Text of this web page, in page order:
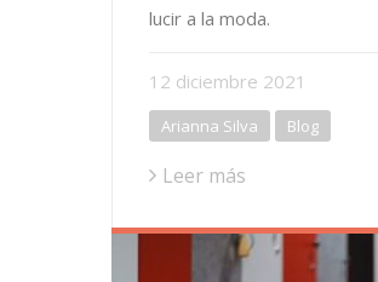
lucir a la moda.
12 diciembre 2021
Arianna Silva Blog
Leer más